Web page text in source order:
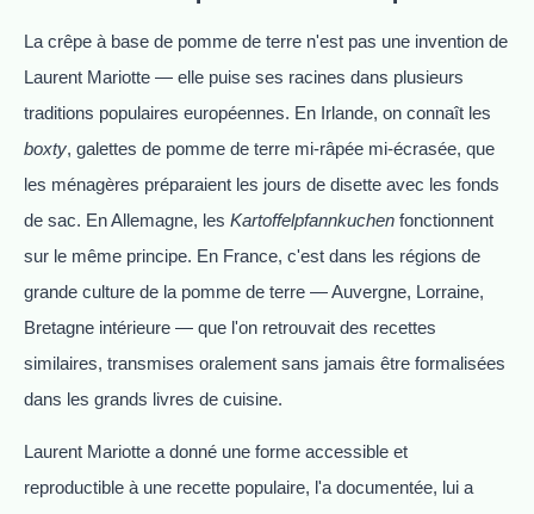
La crêpe à base de pomme de terre n'est pas une invention de
Laurent Mariotte — elle puise ses racines dans plusieurs
traditions populaires européennes. En Irlande, on connaît les
boxty, galettes de pomme de terre mi-râpée mi-écrasée, que
les ménagères préparaient les jours de disette avec les fonds
de sac. En Allemagne, les Kartoffelpfannkuchen fonctionnent
sur le même principe. En France, c'est dans les régions de
grande culture de la pomme de terre — Auvergne, Lorraine,
Bretagne intérieure — que l'on retrouvait des recettes
similaires, transmises oralement sans jamais être formalisées
dans les grands livres de cuisine.
Laurent Mariotte a donné une forme accessible et
reproductible à une recette populaire, l'a documentée, lui a